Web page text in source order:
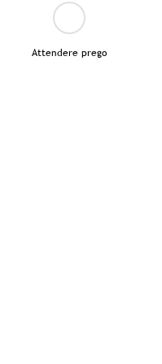
Attendere prego